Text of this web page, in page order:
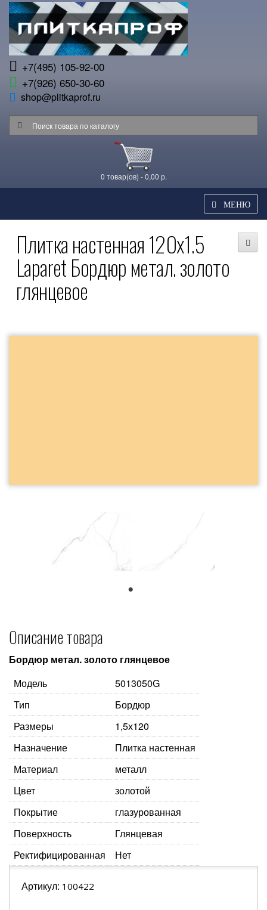
+7(495) 105-92-00
+7(926) 650-30-60
shop@plitkaprof.ru
0 товар(ов) - 0,00 р.
МЕНЮ
Плитка настенная 120x1.5
Laparet Бордюр метал. золото
глянцевое
Описание товара
Бордюр метал. золото глянцевое
Модель
5013050G
Тип
Бордюр
Размеры
1,5х120
Назначение
Плитка настенная
Материал
металл
Цвет
золотой
Покрытие
глазурованная
Поверхность
Глянцевая
Ректифицированная
Нет
Артикул: 100422